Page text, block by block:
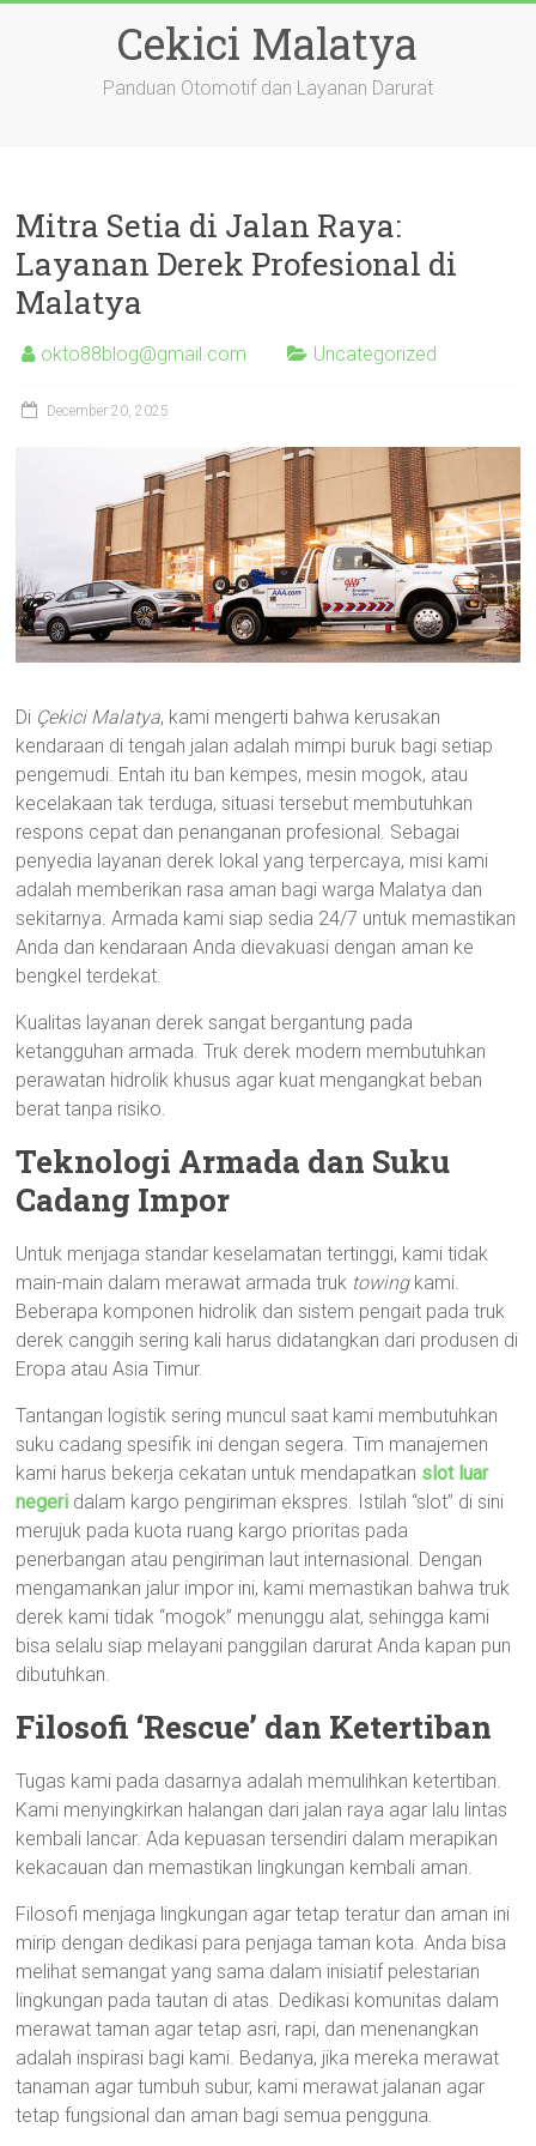
Cekici Malatya
Panduan Otomotif dan Layanan Darurat
Mitra Setia di Jalan Raya:
Layanan Derek Profesional di
Malatya
okto88blog@gmail.com Uncategorized
December 20, 2025
Di Çekici Malatya, kami mengerti bahwa kerusakan
kendaraan di tengah jalan adalah mimpi buruk bagi setiap
pengemudi. Entah itu ban kempes, mesin mogok, atau
kecelakaan tak terduga, situasi tersebut membutuhkan
respons cepat dan penanganan profesional. Sebagai
penyedia layanan derek lokal yang terpercaya, misi kami
adalah memberikan rasa aman bagi warga Malatya dan
sekitarnya. Armada kami siap sedia 24/7 untuk memastikan
Anda dan kendaraan Anda dievakuasi dengan aman ke
bengkel terdekat.
Kualitas layanan derek sangat bergantung pada
ketangguhan armada. Truk derek modern membutuhkan
perawatan hidrolik khusus agar kuat mengangkat beban
berat tanpa risiko.
Teknologi Armada dan Suku
Cadang Impor
Untuk menjaga standar keselamatan tertinggi, kami tidak
main-main dalam merawat armada truk towingkami.
Beberapa komponen hidrolik dan sistem pengait pada truk
derek canggih sering kali harus didatangkan dari produsen di
Eropa atau Asia Timur.
Tantangan logistik sering muncul saat kami membutuhkan
suku cadang spesifik ini dengan segera. Tim manajemen
kami harus bekerja cekatan untuk mendapatkan slot luar
negeri dalam kargo pengiriman ekspres. Istilah “slot” di sini
merujuk pada kuota ruang kargo prioritas pada
penerbangan atau pengiriman laut internasional. Dengan
mengamankan jalur impor ini, kami memastikan bahwa truk
derek kami tidak “mogok” menunggu alat, sehingga kami
bisa selalu siap melayani panggilan darurat Anda kapan pun
dibutuhkan.
Filosofi ‘Rescue’ dan Ketertiban
Tugas kami pada dasarnya adalah memulihkan ketertiban.
Kami menyingkirkan halangan dari jalan raya agar lalu lintas
kembali lancar. Ada kepuasan tersendiri dalam merapikan
kekacauan dan memastikan lingkungan kembali aman.
Filosofi menjaga lingkungan agar tetap teratur dan aman ini
mirip dengan dedikasi para penjaga taman kota. Anda bisa
melihat semangat yang sama dalam inisiatif pelestarian
lingkungan pada tautan di atas. Dedikasi komunitas dalam
merawat taman agar tetap asri, rapi, dan menenangkan
adalah inspirasi bagi kami. Bedanya, jika mereka merawat
tanaman agar tumbuh subur, kami merawat jalanan agar
tetap fungsional dan aman bagi semua pengguna.